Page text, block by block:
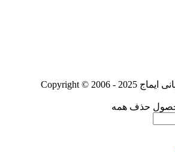
ایماج Copyright © 2006 - 2025
حذف همه